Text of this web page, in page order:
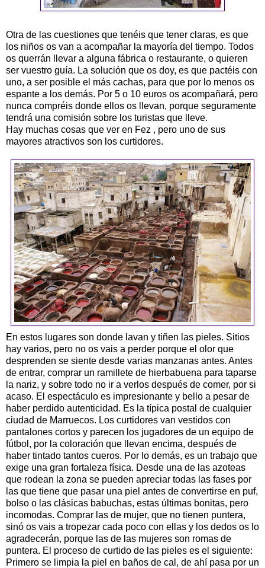
Otra de las cuestiones que tenéis que tener claras, es que
los niños os van a acompañar la mayoría del tiempo. Todos
os querrán llevar a alguna fábrica o restaurante, o quieren
ser vuestro guía. La solución que os doy, es que pactéis con
uno, a ser posible el más cachas, para que por lo menos os
espante a los demás. Por 5 o 10 euros os acompañará, pero
nunca compréis donde ellos os llevan, porque seguramente
tendrá una comisión sobre los turistas que lleve.
Hay muchas cosas que ver en Fez , pero uno de sus
mayores atractivos son los curtidores.
En estos lugares son donde lavan y tiñen las pieles. Sitios
hay varios, pero no os vais a perder porque el olor que
desprenden se siente desde varias manzanas antes. Antes
de entrar, comprar un ramillete de hierbabuena para taparse
la nariz, y sobre todo no ir a verlos después de comer, por si
acaso. El espectáculo es impresionante y bello a pesar de
haber perdido autenticidad. Es la típica postal de cualquier
ciudad de Marruecos. Los curtidores van vestidos con
pantalones cortos y parecen los jugadores de un equipo de
fútbol, por la coloración que llevan encima, después de
haber tintado tantos cueros. Por lo demás, es un trabajo que
exige una gran fortaleza física. Desde una de las azoteas
que rodean la zona se pueden apreciar todas las fases por
las que tiene que pasar una piel antes de convertirse en puf,
bolso o las clásicas babuchas, estas últimas bonitas, pero
incomodas. Comprar las de mujer, que no tienen puntera,
sinó os vais a tropezar cada poco con ellas y los dedos os lo
agradecerán, porque las de las mujeres son romas de
puntera. El proceso de curtido de las pieles es el siguiente:
Primero se limpia la piel en baños de cal, de ahí pasa por un